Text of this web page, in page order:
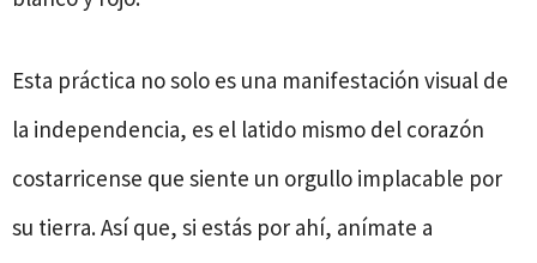
Esta práctica no solo es una manifestación visual de
la independencia, es el latido mismo del corazón
costarricense que siente un orgullo implacable por
su tierra. Así que, si estás por ahí, anímate a